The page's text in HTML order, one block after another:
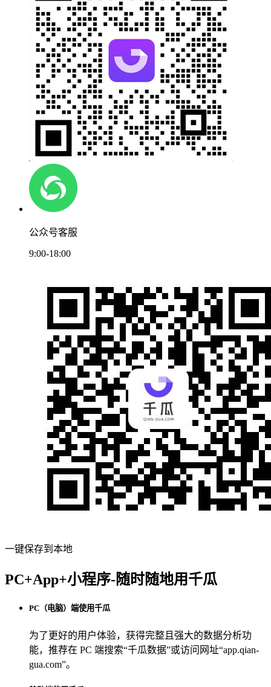
公众号客服
9:00-18:00
一键保存到本地
PC+App+小程序-随时随地用千瓜
PC（电脑）端使用千瓜
为了更好的用户体验，获得完整且强大的数据分析功
能，推荐在 PC 端搜索“千瓜数据”或访问网址“app.qian-
gua.com”。